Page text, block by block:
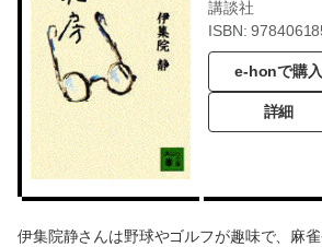
講談社
ISBN:
e-honで購入
詳細
伊集院静さんは野球やゴルフが趣味で、麻